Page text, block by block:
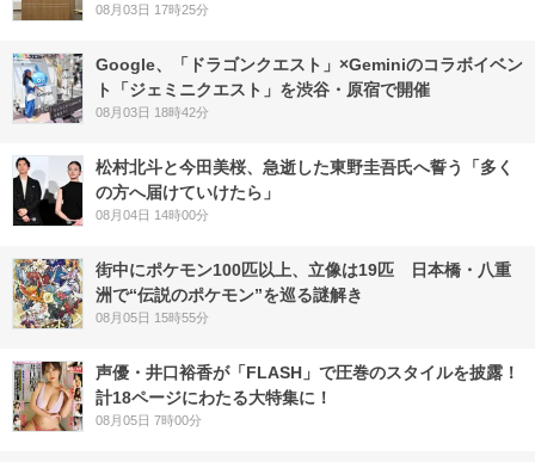
08月03日 17時25分
Google、「ドラゴンクエスト」×Geminiのコラボイベン
ト「ジェミニクエスト」を渋谷・原宿で開催
08月03日 18時42分
松村北斗と今田美桜、急逝した東野圭吾氏へ誓う「多く
の方へ届けていけたら」
08月04日 14時00分
街中にポケモン100匹以上、立像は19匹 日本橋・八重
洲で“伝説のポケモン”を巡る謎解き
08月05日 15時55分
声優・井口裕香が「FLASH」で圧巻のスタイルを披露！
計18ページにわたる大特集に！
08月05日 7時00分